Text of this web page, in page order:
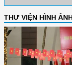
THƯ VIỆN HÌNH